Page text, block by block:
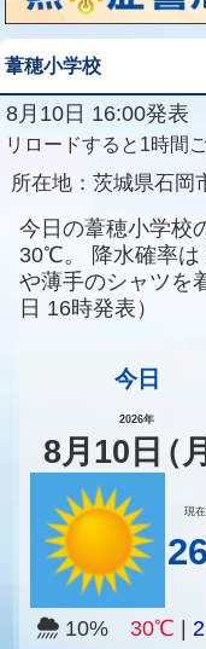
葦穂小学校
8月10日 16:00発表
リロードすると1時間
所在地： 茨城県石岡
今日の葦穂小学校
30℃。
降水確率は
や薄手のシャツを
日 16時発表）
今日
2026年
8月 10 日（
現
10% 30℃